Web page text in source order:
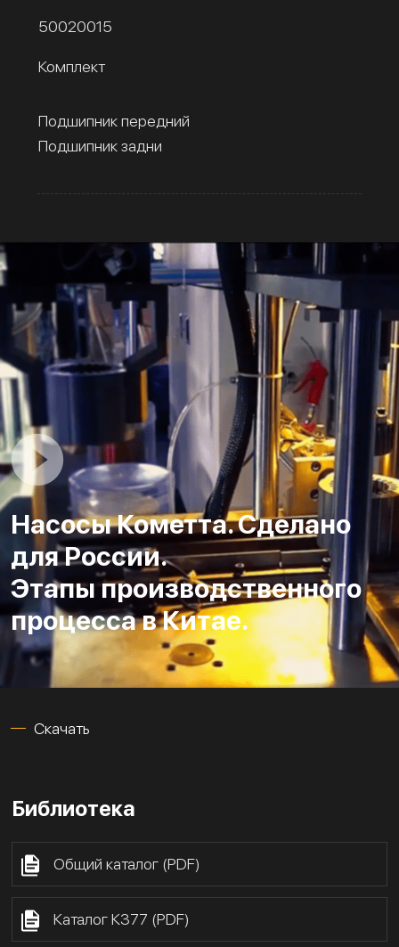
50020015
Комплект
Подшипник передний
Подшипник задни
Насосы Кометта. Сделано
для России.
Этапы производственного
процесса в Китае.
Скачать
Библиотека
Общий каталог (PDF)
Каталог К377 (PDF)